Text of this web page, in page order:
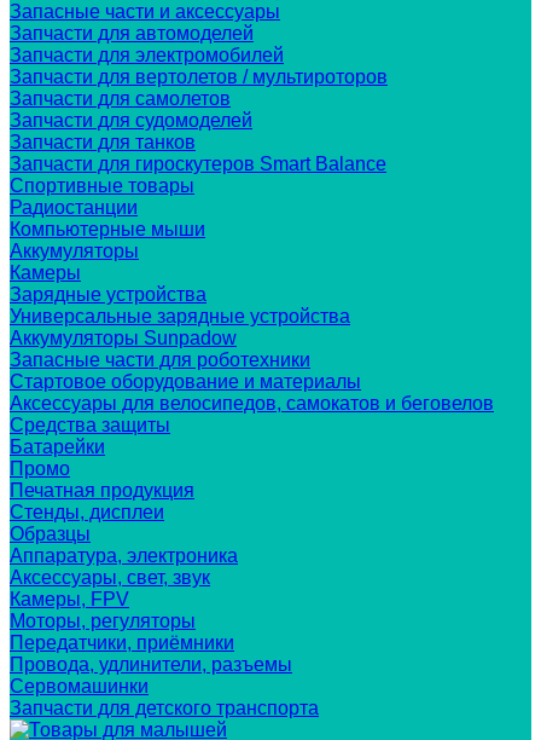
Запасные части и аксессуары
Запчасти для автомоделей
Запчасти для электромобилей
Запчасти для вертолетов / мультироторов
Запчасти для самолетов
Запчасти для судомоделей
Запчасти для танков
Запчасти для гироскутеров Smart Balance
Спортивные товары
Радиостанции
Компьютерные мыши
Аккумуляторы
Камеры
Зарядные устройства
Универсальные зарядные устройства
Аккумуляторы Sunpadow
Запасные части для роботехники
Стартовое оборудование и материалы
Аксессуары для велосипедов, самокатов и беговелов
Средства защиты
Батарейки
Промо
Печатная продукция
Стенды, дисплеи
Образцы
Аппаратура, электроника
Аксессуары, свет, звук
Камеры, FPV
Моторы, регуляторы
Передатчики, приёмники
Провода, удлинители, разъемы
Сервомашинки
Запчасти для детского транспорта